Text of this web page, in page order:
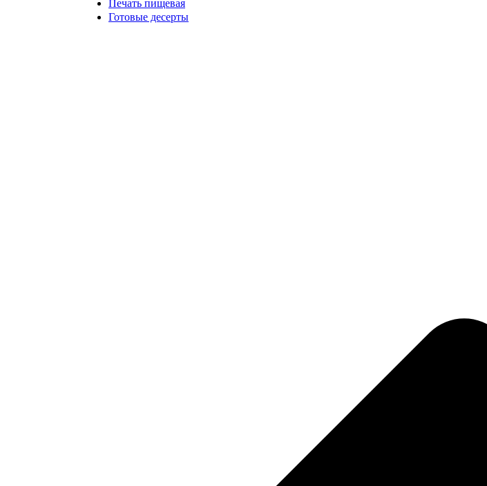
Печать пищевая
Готовые десерты